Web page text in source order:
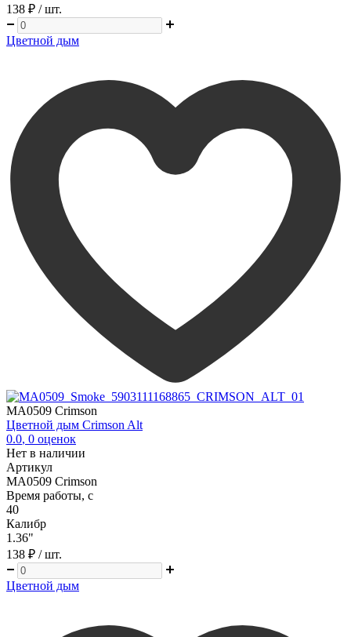
138 ₽ / шт.
Цветной дым
MA0509 Crimson
Цветной дым Crimson Alt
0.0, 0 оценок
Нет в наличии
Артикул
MA0509 Crimson
Время работы, с
40
Калибр
1.36"
138 ₽ / шт.
Цветной дым